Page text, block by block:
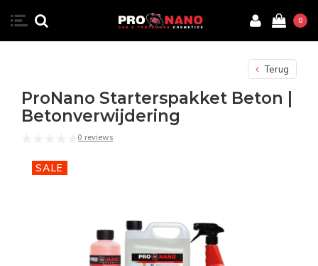
0
Terug
ProNano Starterspakket Beton |
Betonverwijdering
0 reviews
SALE